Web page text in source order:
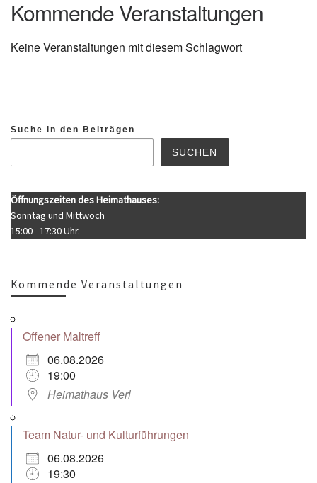
Kommende Veranstaltungen
Keine Veranstaltungen mit diesem Schlagwort
Suche in den Beiträgen
SUCHEN
Öffnungszeiten des Heimathauses:
Sonntag und Mittwoch
15:00 - 17:30 Uhr.
Kommende Veranstaltungen
Offener Maltreff
06.08.2026
19:00
Heimathaus Verl
Team Natur- und Kulturführungen
06.08.2026
19:30